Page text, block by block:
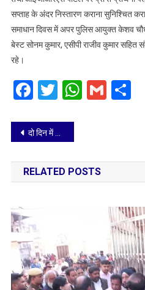
सप्ताह के अंदर निस्तारण कराना सुनिश्चित
समाधान दिवस में अपर पुलिस आयुक्त केशव
बेस्ट सोनम कुमार, एसीपी राजीव कुमार सहित
रहे।
Facebook
TwitterGmail
Post
navigation
दो दिन में 226 निराश्रित गौवंश को किया गया संरक्षित,20 कैटल कैचर दस्ते निरंतर कर रहे कार्य
RELATED POSTS